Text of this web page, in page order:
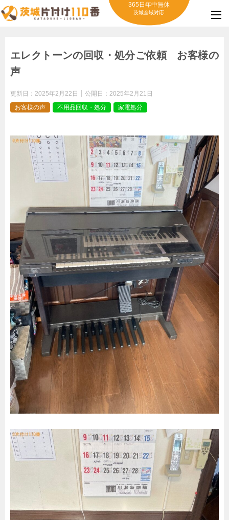
365日年中無休
茨城全域対応
エレクトーンの回収・処分ご依頼 お客様の
声
更新日： 2025年2月22日 公開日： 2025年2月21日
お客様の声
不用品回収・処分 家電処分